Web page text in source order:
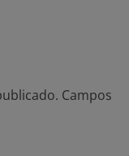
Campos